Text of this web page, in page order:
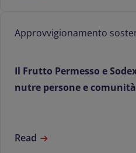
Approvvigionamento
Il Frutto Permesso e
nutre persone e comunità
Read